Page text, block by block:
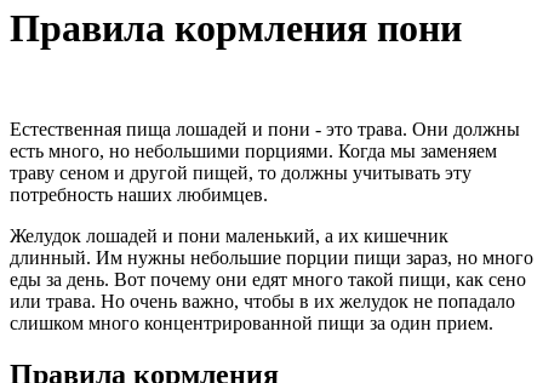
Правила кормления пони
Естественная пища лошадей и пони - это трава. Они должны
есть много, но небольшими порциями. Когда мы заменяем
траву сеном и другой пищей, то должны учитывать эту
потребность наших любимцев.
Желудок лошадей и пони маленький, а их кишечник
длинный. Им нужны небольшие порции пищи зараз, но много
еды за день. Вот почему они едят много такой пищи, как сено
или трава. Но очень важно, чтобы в их желудок не попадало
слишком много концентрированной пищи за один прием.
Правила кормления